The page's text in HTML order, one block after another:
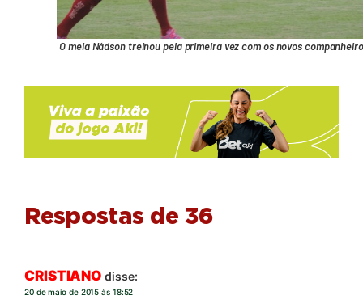
O meia Nádson treinou pela primeira vez com os novos
Respostas de 36
CRISTIANO disse:
20 de maio de 2015 às 18:52